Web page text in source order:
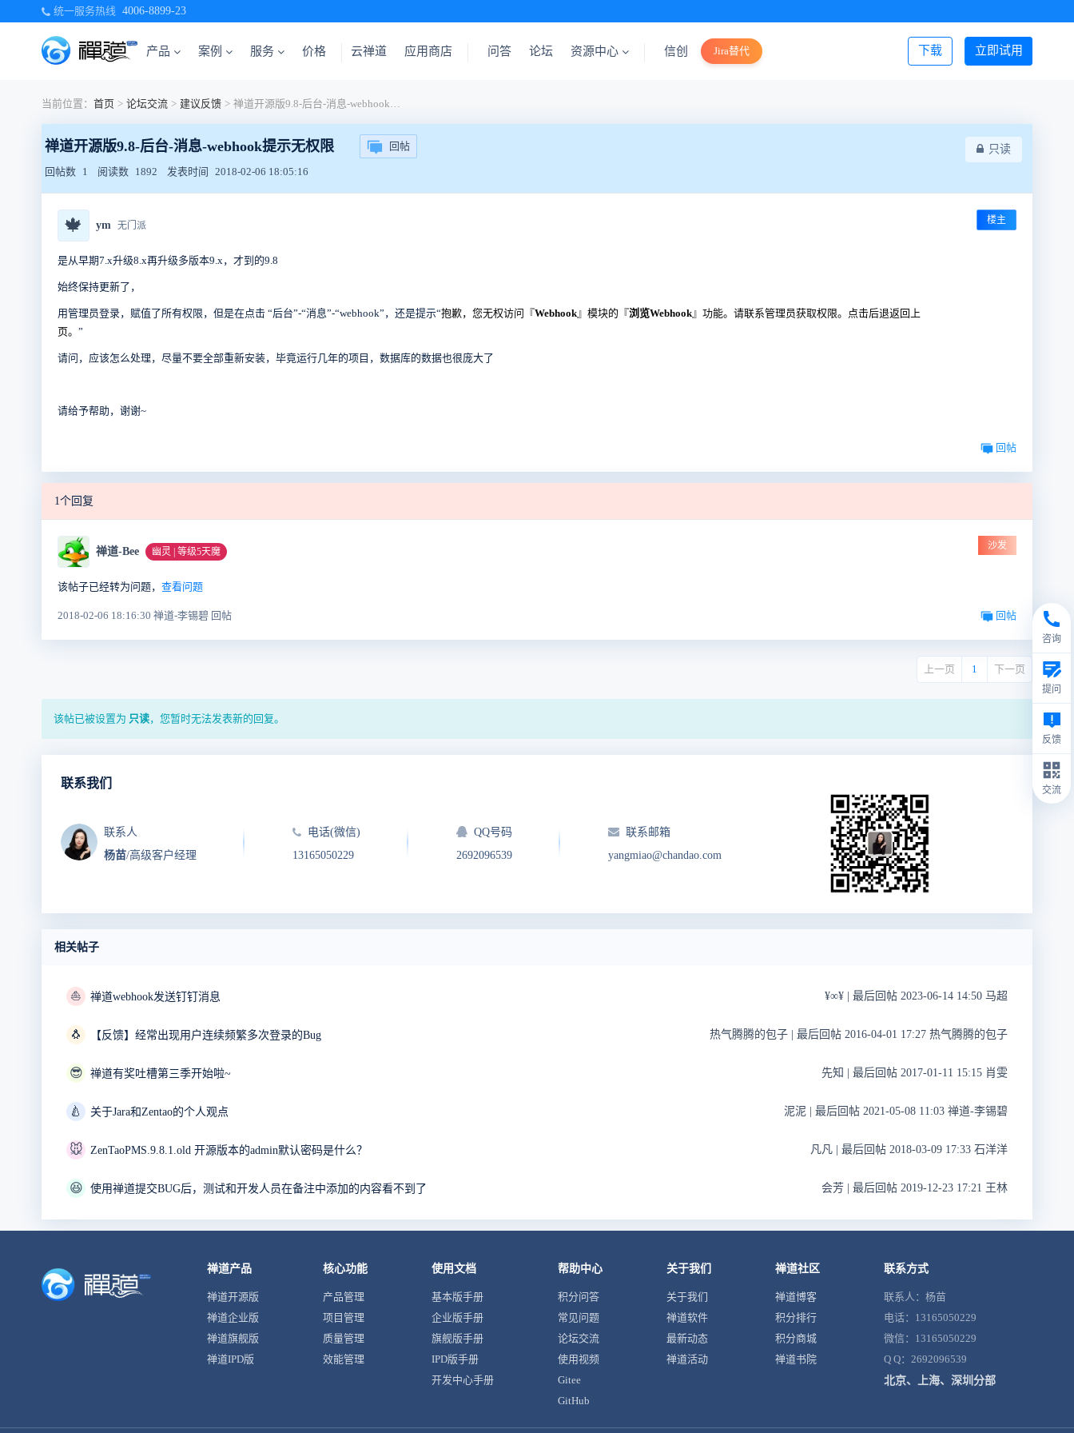
统一服务热线 4006-8899-23
产品 案例 服务 价格 立即试用
下载
云禅道 应用商店 问答 论坛 资源中心 信创 Jira替代 登录/注册
当前位置： 首页 > 论坛交流 > 建议反馈 > 禅道开源版9.8-后台-消息-webhook提示无权限
只读
禅道开源版9.8-后台-消息-webhook提示无权限 回帖
回帖数 1 阅读数 1892 发表时间 2018-02-06 18:05:16
🍁 ym 无门派 楼主
是从早期7.x升级8.x再升级多版本9.x，才到的9.8
始终保持更新了，
用管理员登录，赋值了所有权限，但是在点击 “后台”-“消息”-“webhook”，还是提示“抱歉，您无权访问『Webhook』模块的『浏览Webhook』功能。请联系管理员获取权限。点击后退返回上
页。 ”
请问，应该怎么处理，尽量不要全部重新安装，毕竟运行几年的项目，数据库的数据也很庞大了
请给予帮助，谢谢~
回帖
1个回复
禅道-Bee 幽灵 | 等级5天魔
沙发
该帖子已经转为问题， 查看问题
2018-02-06 18:16:30 禅道-李锡碧 回帖 回帖
上一页 1 下一页
该帖已被设置为 只读，您暂时无法发表新的回复。
联系我们
联系人
杨苗/高级客户经理
电话(微信)
13165050229
QQ号码
2692096539
联系邮箱
yangmiao@chandao.com
相关帖子
⛵ 禅道webhook发送钉钉消息 ¥∞¥ 最后回帖 2023-06-14 14:50 马超
🐧 【反馈】经常出现用户连续频繁多次登录的Bug 热气腾腾的包子 最后回帖 2016-04-01 17:27 热气腾腾的包子
😎 禅道有奖吐槽第三季开始啦~ 先知 最后回帖 2017-01-11 15:15 肖雯
🍐 关于Jara和Zentao的个人观点 泥泥 最后回帖 2021-05-08 11:03 禅道-李锡碧
🐭 ZenTaoPMS.9.8.1.old 开源版本的admin默认密码是什么？ 凡凡 最后回帖 2018-03-09 17:33 石洋洋
😆 使用禅道提交BUG后，测试和开发人员在备注中添加的内容看不到了 会芳 最后回帖 2019-12-23 17:21 王林
禅道产品
禅道开源版
禅道企业版
禅道旗舰版
禅道IPD版
核心功能
产品管理
项目管理
质量管理
效能管理
使用文档
基本版手册
企业版手册
旗舰版手册
IPD版手册
开发中心手册
帮助中心
积分问答
常见问题
论坛交流
使用视频
Gitee
GitHub
关于我们
关于我们
禅道软件
最新动态
禅道活动
禅道社区
禅道博客
积分排行
积分商城
禅道书院
联系方式
联系人：杨苗
电话：13165050229
微信：13165050229
Q Q：2692096539
北京、上海、深圳分部
咨询
提问
反馈
交流